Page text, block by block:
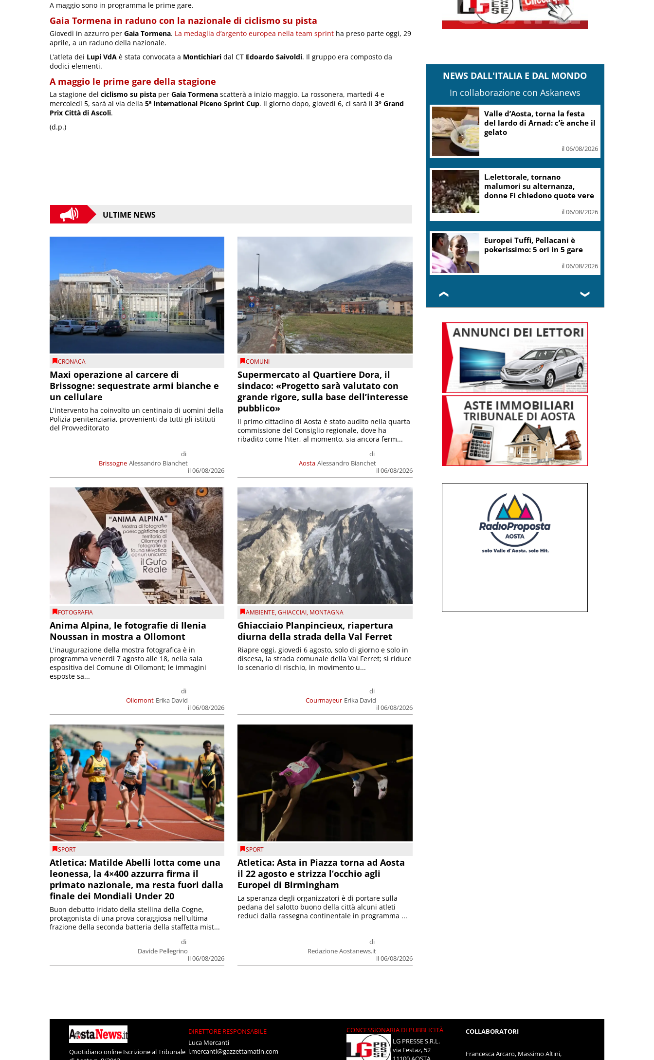
A maggio sono in programma le prime gare.
Gaia Tormena in raduno con la nazionale di ciclismo su pista
Giovedì in azzurro per Gaia Tormena. La medaglia d’argento europea nella team sprint ha preso parte oggi, 29
aprile, a un raduno della nazionale.
L’atleta dei Lupi VdA è stata convocata a Montichiari dal CT Edoardo Saivoldi. Il gruppo era composto da
dodici elementi.
A maggio le prime gare della stagione
La stagione del ciclismo su pista per Gaia Tormena scatterà a inizio maggio. La rossonera, martedì 4 e
mercoledì 5, sarà al via della 5ª International Piceno Sprint Cup. Il giorno dopo, giovedì 6, ci sarà il 3° Grand
Prix Città di Ascoli.
(d.p.)
ULTIME NEWS
CRONACA
Maxi operazione al carcere di
Brissogne: sequestrate armi bianche e
un cellulare
Brissogne
di
Alessandro Bianchet
il 06/08/2026
L'intervento ha coinvolto un centinaio di uomini della
Polizia penitenziaria, provenienti da tutti gli istituti
del Provveditorato
COMUNI
Supermercato al Quartiere Dora, il
sindaco: «Progetto sarà valutato con
grande rigore, sulla base dell’interesse
pubblico»
Aosta
di
Alessandro Bianchet
il 06/08/2026
Il primo cittadino di Aosta è stato audito nella quarta
commissione del Consiglio regionale, dove ha
ribadito come l'iter, al momento, sia ancora ferm...
FOTOGRAFIA
Anima Alpina, le fotografie di Ilenia
Noussan in mostra a Ollomont
Ollomont
di
Erika David
il 06/08/2026
L'inaugurazione della mostra fotografica è in
programma venerdì 7 agosto alle 18, nella sala
espositiva del Comune di Ollomont; le immagini
esposte sa...
AMBIENTE,GHIACCIAI, MONTAGNA
Ghiacciaio Planpincieux, riapertura
diurna della strada della Val Ferret
Courmayeur
di
Erika David
il 06/08/2026
Riapre oggi, giovedì 6 agosto, solo di giorno e solo in
discesa, la strada comunale della Val Ferret; si riduce
lo scenario di rischio, in movimento u...
SPORT
Atletica: Matilde Abelli lotta come una
leonessa, la 4×400 azzurra firma il
primato nazionale, ma resta fuori dalla
finale dei Mondiali Under 20
di
Davide Pellegrino
il 06/08/2026
Buon debutto iridato della stellina della Cogne,
protagonista di una prova coraggiosa nell'ultima
frazione della seconda batteria della staffetta mist...
SPORT
Atletica: Asta in Piazza torna ad Aosta
il 22 agosto e strizza l’occhio agli
Europei di Birmingham
di
Redazione Aostanews.it
il 06/08/2026
La speranza degli organizzatori è di portare sulla
pedana del salotto buono della città alcuni atleti
reduci dalla rassegna continentale in programma ...
NEWS DALL'ITALIA E DAL MONDO
In collaborazione con Askanews
Valle d’Aosta, torna la festa
del lardo di Arnad: c’è anche il
gelato
il 06/08/2026
L.elettorale, tornano
malumori su alternanza,
donne Fi chiedono quote vere
il 06/08/2026
Europei Tuffi, Pellacani è
pokerissimo: 5 ori in 5 gare
il 06/08/2026
❮ ❯
Quotidiano online Iscrizione al Tribunale
DIRETTORE RESPONSABILE
Luca Mercanti
l.mercanti@gazzettamatin.com
CONCESSIONARIA DI PUBBLICITÀ
LG PRESSE S.R.L.
via Festaz, 52
COLLABORATORI
Francesca Arcaro, Massimo Altini,